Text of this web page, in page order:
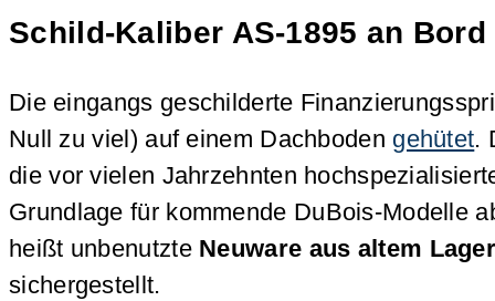
Schild-Kaliber AS-1895 an Bord
Die eingangs geschilderte
Null zu viel) auf einem Dachboden gehütet.
die vor vielen Jahrzehnten
Grundlage für kommende DuBois-Modelle
heißt unbenutzte Neuware aus altem
sichergestellt.